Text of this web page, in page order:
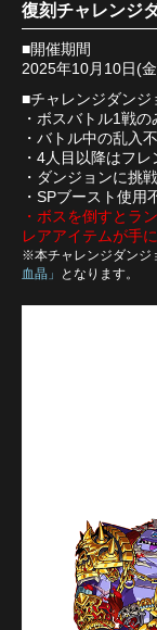
復刻チャレンジ
■開催期間
2025年10月10日(
■チャレンジダンジ
・ボスバトル1戦の
・バトル中の乱入
・4人目以降はフ
・ダンジョンに挑
・SPブースト使用
・ボスを倒すとラ
レアアイテムが手
※本チャレンジダンジ
血晶」
となります。